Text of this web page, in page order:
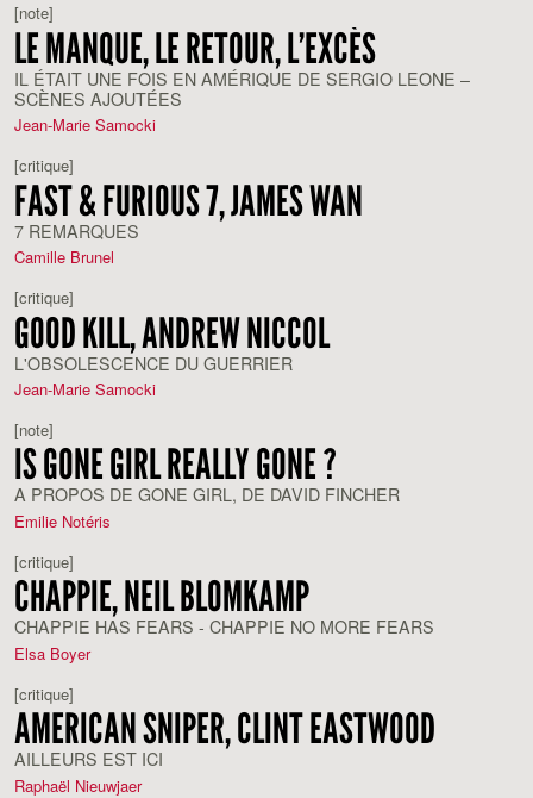
[note]
LE MANQUE, LE RETOUR, L’EXCÈS
IL ÉTAIT UNE FOIS EN AMÉRIQUE DE SERGIO LEONE –
SCÈNES AJOUTÉES
Jean-Marie Samocki
[critique]
FAST & FURIOUS 7, JAMES WAN
7 REMARQUES
Camille Brunel
[critique]
GOOD KILL, ANDREW NICCOL
L'OBSOLESCENCE DU GUERRIER
Jean-Marie Samocki
[note]
IS GONE GIRL REALLY GONE ?
A PROPOS DE GONE GIRL, DE DAVID FINCHER
Emilie Notéris
[critique]
CHAPPIE, NEIL BLOMKAMP
CHAPPIE HAS FEARS - CHAPPIE NO MORE FEARS
Elsa Boyer
[critique]
AMERICAN SNIPER, CLINT EASTWOOD
AILLEURS EST ICI
Raphaël Nieuwjaer